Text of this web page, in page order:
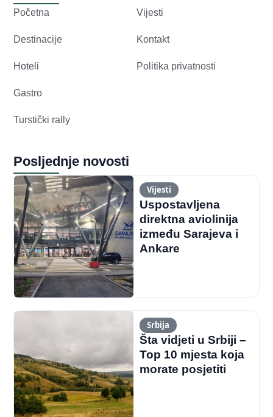
Početna
Destinacije
Hoteli
Gastro
Turstički rally
Vijesti
Kontakt
Politika privatnosti
Posljednje novosti
Vijesti
Uspostavljena
direktna aviolinija
između Sarajeva i
Ankare
Srbija
Šta vidjeti u Srbiji –
Top 10 mjesta koja
morate posjetiti